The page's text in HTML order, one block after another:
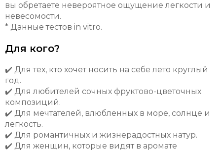
вы обретаете невероятное ощущение легкости и
невесомости.
* Данные тестов in vitro.
Для кого?
✔️ Для тех, кто хочет носить на себе лето круглый
год.
✔️ Для любителей сочных фруктово-цветочных
композиций.
✔️ Для мечтателей, влюбленных в море, солнце и
легкость.
✔️ Для романтичных и жизнерадостных натур.
✔️ Для женщин, которые видят в аромате